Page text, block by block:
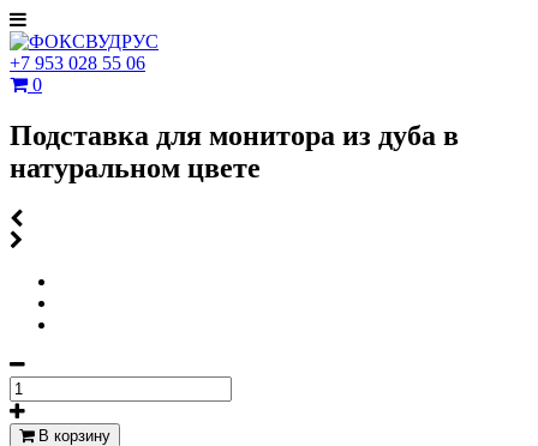
+7 953 028 55 06
0
Подставка для монитора из дуба в
натуральном цвете
В корзину